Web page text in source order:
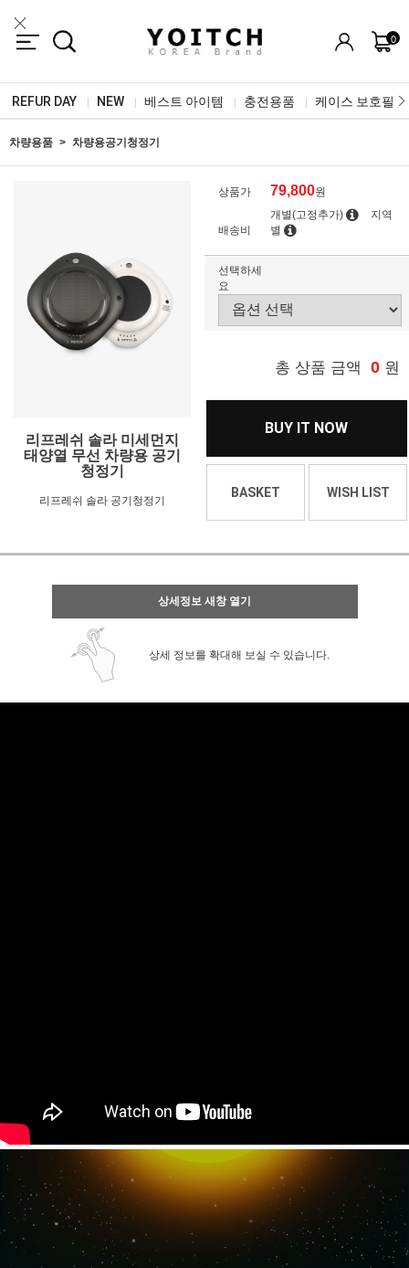
0
REFUR DAY NEW 베스트 아이템 충전용품 케이스 보호필름
차량용품 차량용공기청정기
리프레쉬 솔라 미세먼지
태양열 무선 차량용 공기
청정기
리프레쉬 솔라 공기청정기
상품가 79,800원
배송비
개별(고정추가)
지역
별
선택하세
요
총 상품 금액 0 원
BUY IT NOW
BASKET WISH LIST
상세정보 새창 열기
상세 정보를 확대해 보실 수 있습니다.